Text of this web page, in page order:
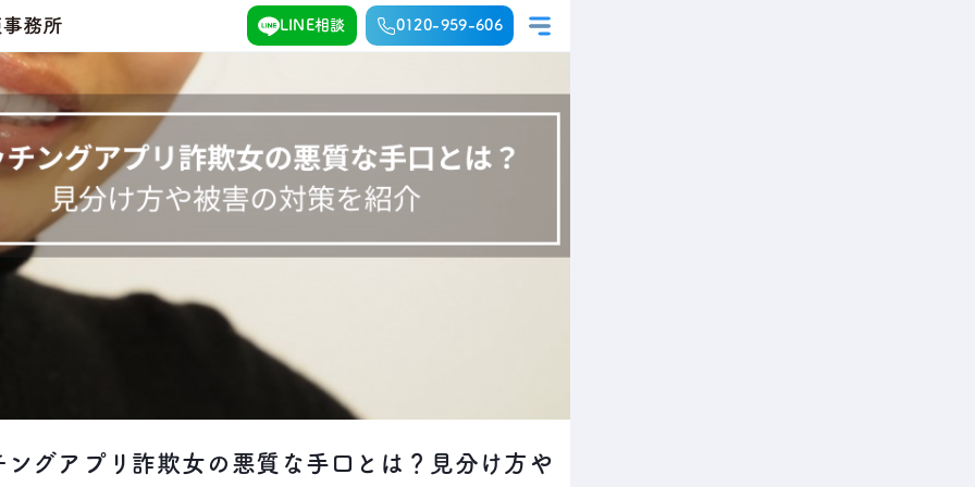
LINE相談 0120-959-606
ングアプリ詐欺女の悪質な手口とは？見分け方や